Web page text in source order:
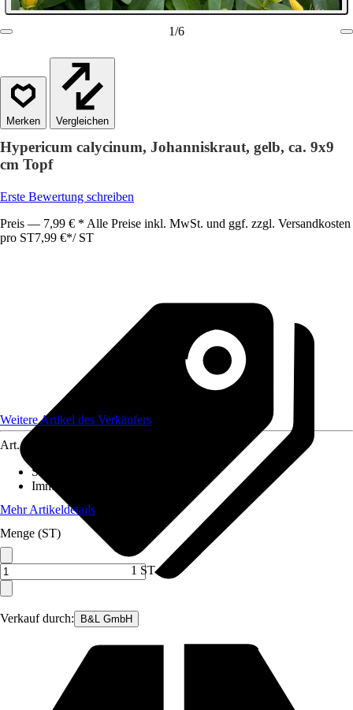
1/6
Vergleichen
Hypericum calycinum, Johanniskraut, gelb, ca. 9x9
cm Topf
Erste Bewertung schreiben
Preis — 7,99 € * Alle Preise inkl. MwSt. und ggf. zzgl. Versandkosten
pro ST7,99 €*/ ST
Verkauf durch: B&L GmbH
Weitere Artikel des Verkäufers
Art.-Nr.
Standort
Immergrün
Mehr Artikeldetails
Menge (ST)
1 ST